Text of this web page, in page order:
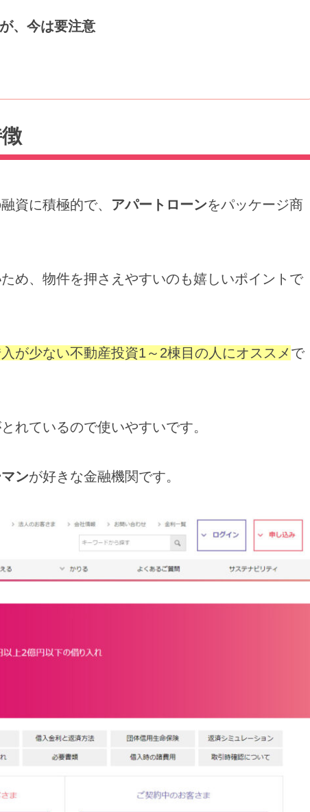
、今は要注意
資に積極的で、 アパートローンをパッケージ商
ため、物件を押さえやすいのも嬉しいポイントで
が少ない不動産投資1～2棟目の人にオススメ で
れているので使いやすいです。
ンが好きな金融機関です。